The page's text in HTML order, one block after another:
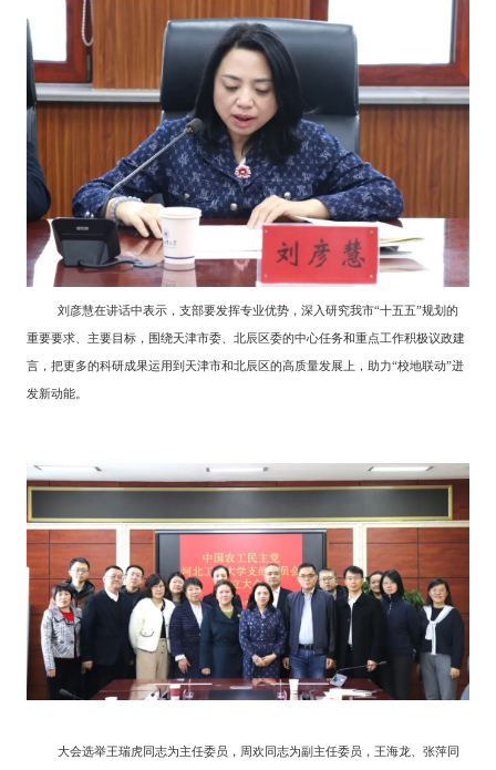
刘彦慧在讲话中表示，支部要发挥专业优势，深入研究我市“十五五”规划的
重要要求、主要目标，围绕天津市委、北辰区委的中心任务和重点工作积极议政建
言，把更多的科研成果运用到天津市和北辰区的高质量发展上，助力“校地联动”迸
发新动能。
大会选举王瑞虎同志为主任委员，周欢同志为副主任委员，王海龙、张萍同